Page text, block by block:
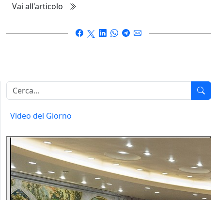
Vai all'articolo
Video del Giorno